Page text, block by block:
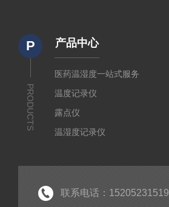
P
PRODUCTS
产品中心
医药温湿度一站式服务
温度记录仪
露点仪
温湿度记录仪
显示仪表
联系电话：15205231519